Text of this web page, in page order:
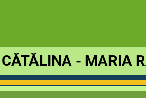
CĂTĂLINA - MARIA